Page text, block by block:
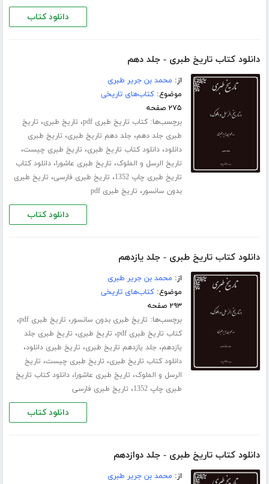
دانلود کتاب
دانلود کتاب تاریخ طبری - جلد دهم
از: محمد بن جریر طبری
موضوع:کتاب‌های تاریخی
۲۷۵ صفحه
برچسب‌ها:کتاب تاریخ طبری pdf ، تاریخ طبری، تاریخ
طبری جلد ‌دهم، جلد دهم تاریخ طبری، تاریخ طبری
دانلود،دانلود کتاب تاریخ طبری، تاریخ طبری چیست،
تاریخ الرسل و الملوک، تاریخ طبری عاشورا،دانلود کتاب
تاریخ طبری چاپ 1352
، تاریخ طبری فارسی، تاریخ طبری
بدون سانسور، تاریخ طبری pdf
دانلود کتاب
دانلود کتاب تاریخ طبری - جلد یازدهم
از: محمد بن جریر طبری
موضوع:کتاب‌های تاریخی
۲۹۳ صفحه
برچسب‌ها: تاریخ طبری بدون سانسور، تاریخ طبری pdf ،
کتاب تاریخ طبری pdf ، تاریخ طبری، تاریخ طبری جلد
‌یازدهم، جلد یازدهم تاریخ طبری، تاریخ طبری دانلود،
دانلود کتاب تاریخ طبری، تاریخ طبری چیست، تاریخ
الرسل و الملوک، تاریخ طبری عاشورا،دانلود کتاب تاریخ
طبری چاپ 1352
، تاریخ طبری فارسی
دانلود کتاب
دانلود کتاب تاریخ طبری - جلد دوازدهم
از: محمد بن جریر طبری